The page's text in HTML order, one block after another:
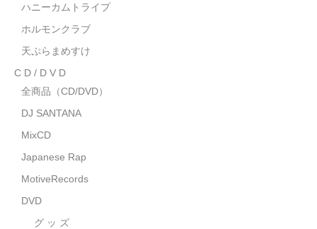
MotiveRecords
グ ッ ズ
タオル・リストバンド
トートバッグ
全商品
ハニーカムトライプ
ホルモンクラブ
天ぷらまめすけ
C D / D V D
全商品（CD/DVD）
DJ SANTANA
MixCD
Japanese Rap
MotiveRecords
DVD
グ ッ ズ